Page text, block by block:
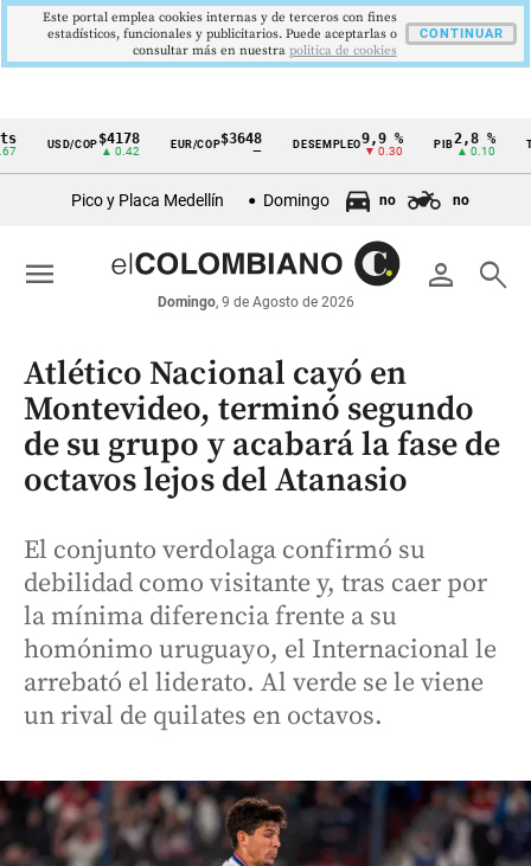
Cintillo
económicos
Colombia
USD/COP$4178
▲ 0.42
EUR/COP$3648
—
DESEMPLEO9,9 %
▼ 0.30
PIB 2,8 %
▲ 0.10
TRM
Pico y Placa Medellín Domingo no no
person search
Domingo, 9 de Agosto de 2026
menu
Atlético Nacional cayó en
Montevideo, terminó segundo
de su grupo y acabará la fase de
octavos lejos del Atanasio
El conjunto verdolaga confirmó su
debilidad como visitante y, tras caer por
la mínima diferencia frente a su
homónimo uruguayo, el Internacional le
arrebató el liderato. Al verde se le viene
un rival de quilates en octavos.
Este portal emplea cookies internas y de terceros con fines
estadísticos, funcionales y publicitarios. Puede aceptarlas o
consultar más en nuestra politica de cookies
CONTINUAR